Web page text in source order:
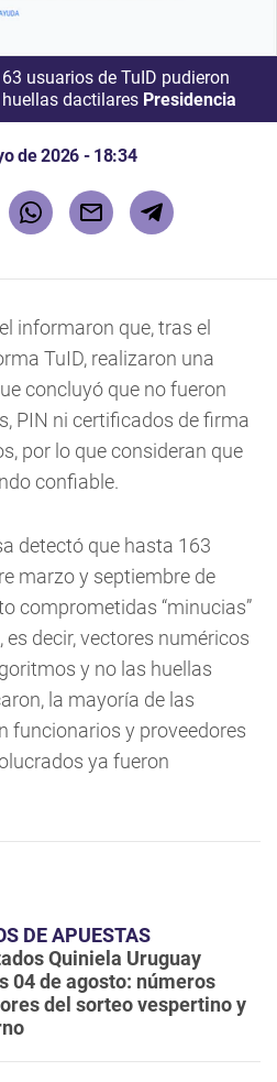
usuarios de TuID pudieron
dactilares Presidencia
de 2026 - 18:34
informaron que, tras el
TuID, realizaron una
concluyó que no fueron
PIN ni certificados de firma
por lo que consideran que
confiable.
detectó que hasta 163
marzo y septiembre de
comprometidas “minucias”
decir, vectores numéricos
y no las huellas
la mayoría de las
funcionarios y proveedores
ya fueron
DE APUESTAS
Quiniela Uruguay
04 de agosto: números
del sorteo vespertino y